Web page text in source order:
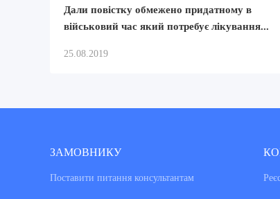
Дали повістку обмежено придатному в
військовий час який потребує лікування...
25.08.2019
ЗАМОВНИКУ
Поставити питання консультантам